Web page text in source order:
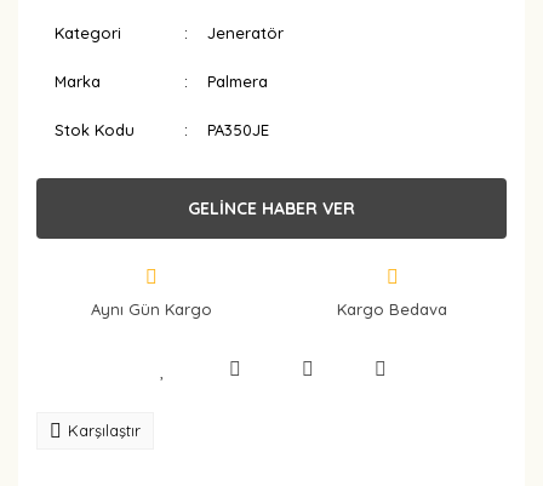
Kategori Jeneratör
Marka Palmera
Stok Kodu PA350JE
GELİNCE HABER VER
Aynı Gün Kargo Kargo Bedava
Karşılaştır